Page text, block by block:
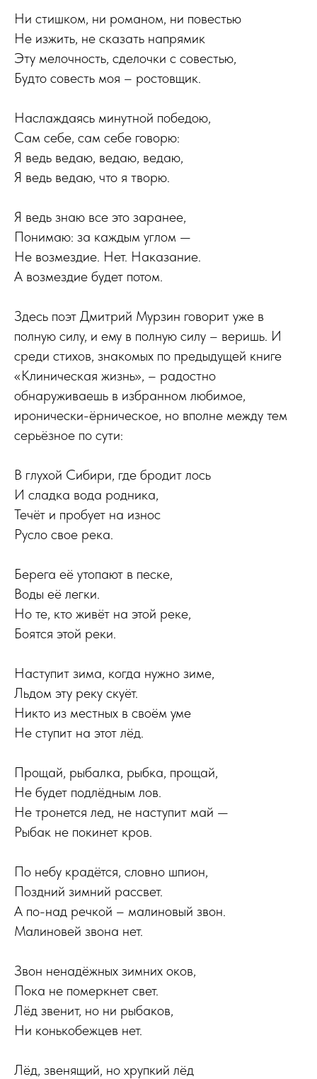
Ни стишком, ни романом, ни повестью
Не изжить, не сказать напрямик
Эту мелочность, сделочки с совестью,
Будто совесть моя – ростовщик.
Наслаждаясь минутной победою,
Сам себе, сам себе говорю:
Я ведь ведаю, ведаю, ведаю,
Я ведь ведаю, что я творю.
Я ведь знаю все это заранее,
Понимаю: за каждым углом —
Не возмездие. Нет. Наказание.
А возмездие будет потом.
Здесь поэт Дмитрий Мурзин говорит уже в
полную силу, и ему в полную силу – веришь. И
среди стихов, знакомых по предыдущей книге
«Клиническая жизнь», – радостно
обнаруживаешь в избранном любимое,
иронически-ёрническое, но вполне между тем
серьёзное по сути:
В глухой Сибири, где бродит лось
И сладка вода родника,
Течёт и пробует на износ
Русло свое река.
Берега её утопают в песке,
Воды её легки.
Но те, кто живёт на этой реке,
Боятся этой реки.
Наступит зима, когда нужно зиме,
Льдом эту реку скуёт.
Никто из местных в своём уме
Не ступит на этот лёд.
Прощай, рыбалка, рыбка, прощай,
Не будет подлёдным лов.
Не тронется лед, не наступит май —
Рыбак не покинет кров.
По небу крадётся, словно шпион,
Поздний зимний рассвет.
А по-над речкой – малиновый звон.
Малиновей звона нет.
Звон ненадёжных зимних оков,
Пока не померкнет свет.
Лёд звенит, но ни рыбаков,
Ни конькобежцев нет.
Лёд, звенящий, но хрупкий лёд